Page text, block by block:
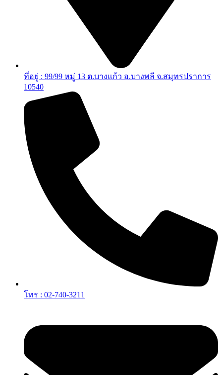
ที่อยู่ : 99/99 หมู่ 13 ต.บางแก้ว อ.บางพลี จ.สมุทรปราการ
10540
โทร : 02-740-3211